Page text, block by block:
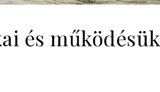
és működésük